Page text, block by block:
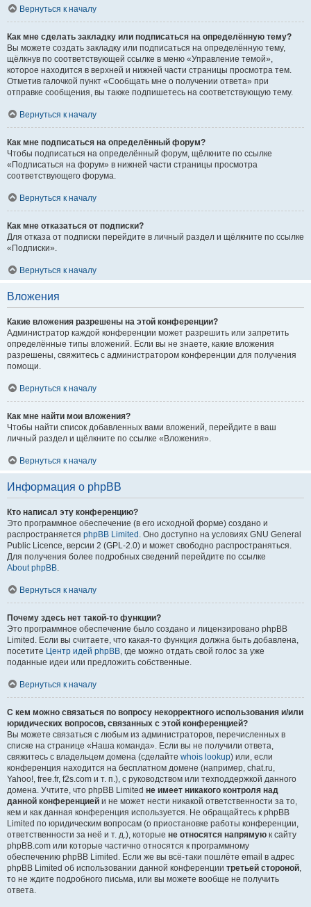
Вернуться к началу
Как мне сделать закладку или подписаться на определённую тему?
Вы можете создать закладку или подписаться на определённую тему,
щёлкнув по соответствующей ссылке в меню «Управление темой»,
которое находится в верхней и нижней части страницы просмотра тем.
Отметив галочкой пункт «Сообщать мне о получении ответа» при
отправке сообщения, вы также подпишетесь на соответствующую тему.
Вернуться к началу
Как мне подписаться на определённый форум?
Чтобы подписаться на определённый форум, щёлкните по ссылке
«Подписаться на форум» в нижней части страницы просмотра
соответствующего форума.
Вернуться к началу
Как мне отказаться от подписки?
Для отказа от подписки перейдите в личный раздел и щёлкните по ссылке
«Подписки».
Вернуться к началу
Вложения
Какие вложения разрешены на этой конференции?
Администратор каждой конференции может разрешить или запретить
определённые типы вложений. Если вы не знаете, какие вложения
разрешены, свяжитесь с администратором конференции для получения
помощи.
Вернуться к началу
Как мне найти мои вложения?
Чтобы найти список добавленных вами вложений, перейдите в ваш
личный раздел и щёлкните по ссылке «Вложения».
Вернуться к началу
Информация о phpBB
Кто написал эту конференцию?
Это программное обеспечение (в его исходной форме) создано и
распространяется phpBB Limited . Оно доступно на условиях GNU General
Public Licence, версии 2 (GPL-2.0) и может свободно распространяться.
Для получения более подробных сведений перейдите по ссылке
About phpBB.
Вернуться к началу
Почему здесь нет такой-то функции?
Это программное обеспечение было создано и лицензировано phpBB
Limited. Если вы считаете, что какая-то функция должна быть добавлена,
посетите Центр идей phpBB, где можно отдать свой голос за уже
поданные идеи или предложить собственные.
Вернуться к началу
С кем можно связаться по вопросу некорректного использования и/или
юридических вопросов, связанных с этой конференцией?
Вы можете связаться с любым из администраторов, перечисленных в
списке на странице «Наша команда». Если вы не получили ответа,
свяжитесь с владельцем домена (сделайте whois lookup) или, если
конференция находится на бесплатном домене (например, chat.ru,
Yahoo!, free.fr, f2s.com и т. п.), с руководством или техподдержкой данного
домена. Учтите, что phpBB Limited не имеет никакого контроля над
данной конференцией и не может нести никакой ответственности за то,
кем и как данная конференция используется. Не обращайтесь к phpBB
Limited по юридическим вопросам (о приостановке работы конференции,
ответственности за неё и т. д.), которые не относятся напрямую к сайту
phpBB.com или которые частично относятся к программному
обеспечению phpBB Limited. Если же вы всё-таки пошлёте email в адрес
phpBB Limited об использовании данной конференции третьей стороной,
то не ждите подробного письма, или вы можете вообще не получить
ответа.